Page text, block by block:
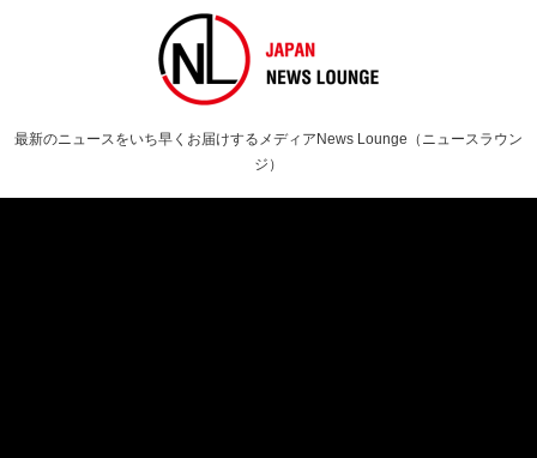
最新のニュースをいち早くお届けするメディアNews Lounge（ニュースラウン
ジ）